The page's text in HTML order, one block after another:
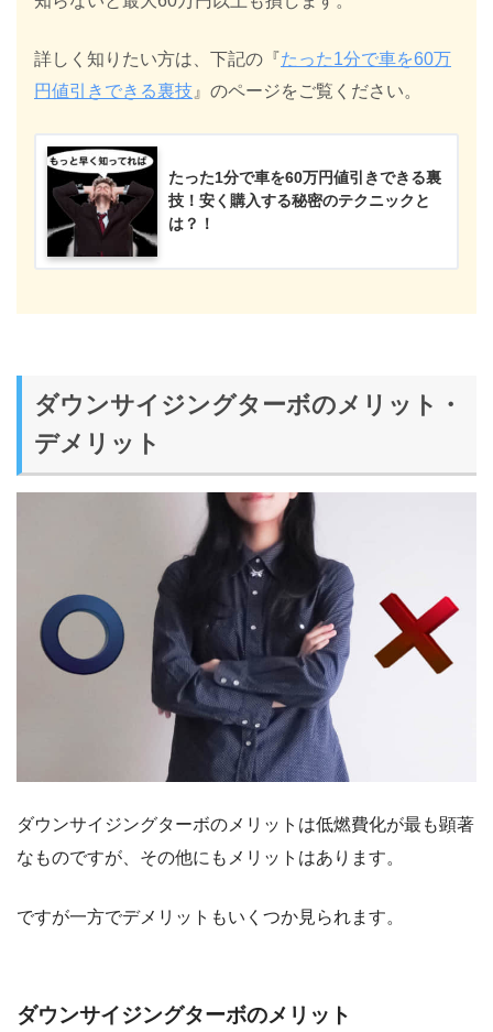
詳しく知りたい方は、下記の『たった1分で車を60万
円値引きできる裏技 』のページをご覧ください。
たった1分で車を60万円値引きできる裏
技！安く購入する秘密のテクニックと
は？！
ダウンサイジングターボのメリット・
デメリット
ダウンサイジングターボのメリットは低燃費化が最も顕著
なものですが、その他にもメリットはあります。
ですが一方でデメリットもいくつか見られます。
ダウンサイジングターボのメリット